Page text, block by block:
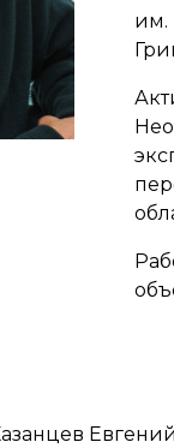
им.